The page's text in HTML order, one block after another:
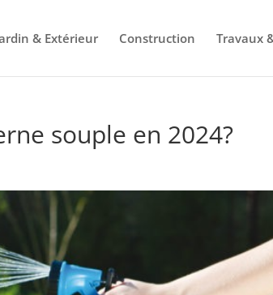
& Extérieur Construction Travaux
souple en 2024?